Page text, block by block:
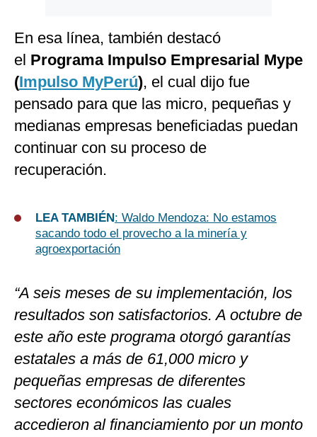
En esa línea, también destacó
el Programa Impulso Empresarial Mype
(Impulso MyPerú), el cual dijo fue
pensado para que las micro, pequeñas y
medianas empresas beneficiadas puedan
continuar con su proceso de
recuperación.
LEA TAMBIÉN : Waldo Mendoza: No estamos
sacando todo el provecho a la minería y
agroexportación
“A seis meses de su implementación, los
resultados son satisfactorios. A octubre de
este año este programa otorgó garantías
estatales a más de 61,000 micro y
pequeñas empresas de diferentes
sectores económicos las cuales
accedieron al financiamiento por un monto